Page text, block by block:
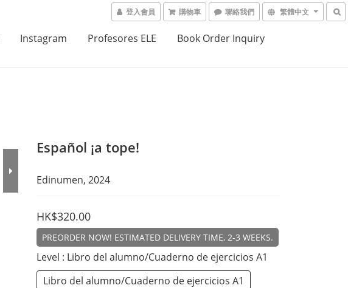
登入會員 購物車 聯絡我們 繁體中文
Instagram Profesores ELE Book Order Inquiry
Español ¡a tope!
Edinumen, 2024
HK$320.00
PREORDER NOW! ESTIMATED DELIVERY TIME, 2-3 WEEKS.
Level : Libro del alumno/Cuaderno de ejercicios A1
Libro del alumno/Cuaderno de ejercicios A1